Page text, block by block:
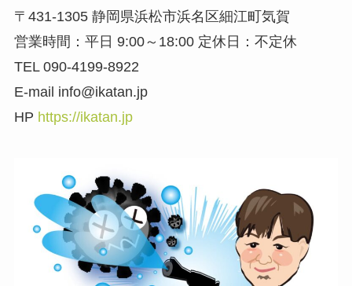
〒431-1305 静岡県浜松市浜名区細江町気賀
営業時間：平日 9:00～18:00 定休日：不定休
TEL 090-4199-8922
E-mail info@ikatan.jp
HP https://ikatan.jp